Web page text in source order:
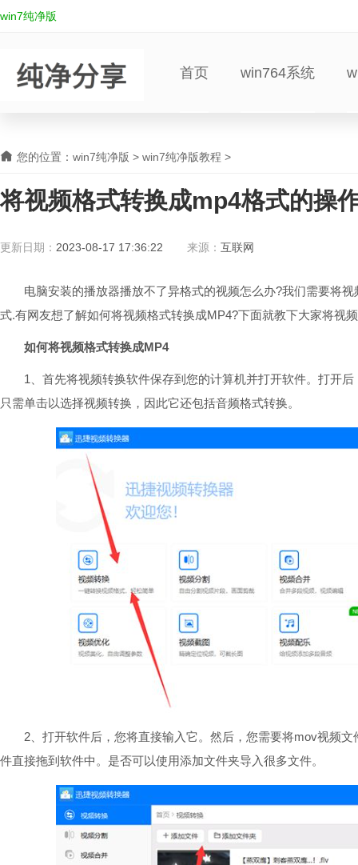
win7纯净版
首页 win764系统
您的位置： win7纯净版 > win7纯净版教程 >
将视频格式转换成mp4格式的操
更新日期： 2023-08-17 17:36:22 来源： 互联网
电脑安装的播放器播放不了异格式的视频怎么办?我们需要将视
式.有网友想了解如何将视频格式转换成MP4?下面就教下大家将视
如何将视频格式转换成MP4
1、首先将视频转换软件保存到您的计算机并打开软件。打开后
只需单击以选择视频转换，因此它还包括音频格式转换。
2、打开软件后，您将直接输入它。然后，您需要将mov视频文
件直接拖到软件中。是否可以使用添加文件夹导入很多文件。